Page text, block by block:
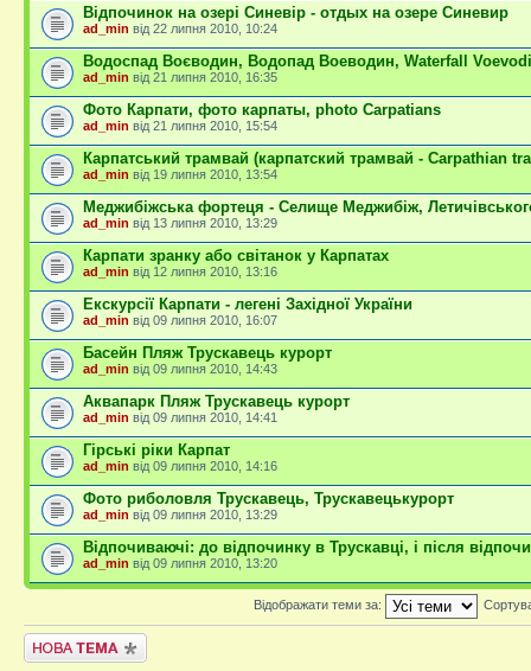
Відпочинок на озері Cиневір - отдых на озере Синевир
ad_min від 22 липня 2010, 10:24
Водоспад Воєводин, Водопад Воеводин, Waterfall
ad_min від 21 липня 2010, 16:35
Фото Карпати, фото карпаты, photo Carpatians
ad_min від 21 липня 2010, 15:54
Карпатський трамвай (карпатский трамвай - Carpathian
ad_min від 19 липня 2010, 13:54
Меджибіжська фортеця - Селище Меджибіж,
ad_min від 13 липня 2010, 13:29
Карпати зранку або світанок у Карпатах
ad_min від 12 липня 2010, 13:16
Екскурсії Карпати - легені Західної України
ad_min від 09 липня 2010, 16:07
Басейн Пляж Трускавець курорт
ad_min від 09 липня 2010, 14:43
Аквапарк Пляж Трускавець курорт
ad_min від 09 липня 2010, 14:41
Гірські ріки Карпат
ad_min від 09 липня 2010, 14:16
Фото риболовля Трускавець, Трускавецькурорт
ad_min від 09 липня 2010, 13:29
Відпочиваючі: до відпочинку в Трускавці, і після
ad_min від 09 липня 2010, 13:20
Відображати теми за:
Створити нову тему